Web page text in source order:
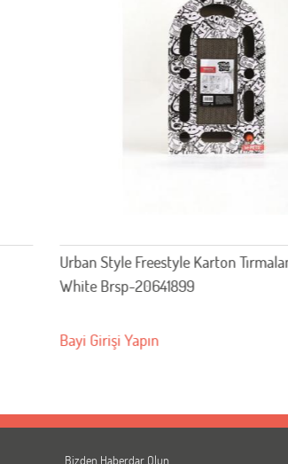
Urban Style Freestyle Karton
White Brsp-20641899
Bayi Girişi Yapın
Bizden Haberdar Olun,